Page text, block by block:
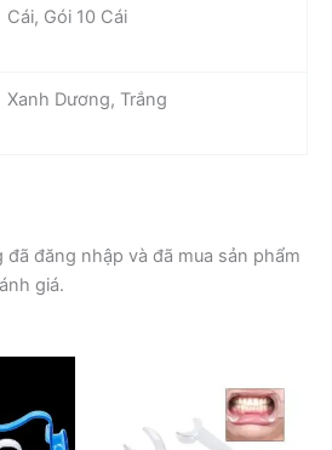
Cái, Gói 10 Cái
Xanh Dương, Trắng
đăng nhập và đã mua sản phẩm
giá.